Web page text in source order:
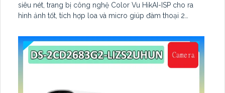
siêu nét, trang bị công nghệ Color Vu HikAI-ISP cho ra
hình ảnh tốt, tích hợp loa và micro giúp đàm thoại 2